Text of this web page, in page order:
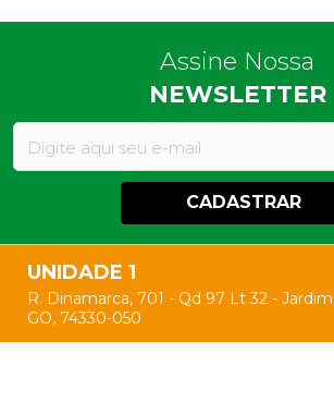
Assine Nossa
NEWSLETTER
CADASTRAR
UNIDADE 1
R. Dinamarca, 701 - Qd 97 Lt 32 -
GO, 74330-050